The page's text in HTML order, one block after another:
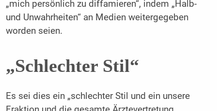
„mich persönlich zu diffamieren“, indem „Halb-
und Unwahrheiten“ an Medien weitergegeben
worden seien.
„Schlechter Stil“
Es sei dies ein „schlechter Stil und ein unsere